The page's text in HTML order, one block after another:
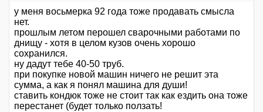
у меня восьмерка 92 года тоже продавать смысла
нет.
прошлым летом перошел сварочными работами по
днищу - хотя в целом кузов очень хорошо
сохранился.
ну дадут тебе 40-50 труб.
при покупке новой машин ничего не решит эта
сумма, а как я понял машина для души!
ставить кондюк тоже не стоит так как ездить она тоже
перестанет (будет только ползать!